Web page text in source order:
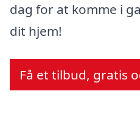
dag for at komme i
dit hjem!
Få et tilbud, gratis